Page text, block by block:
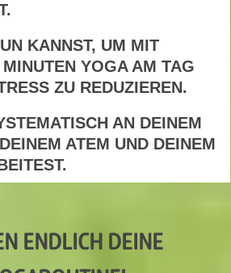
KANNST, UM MIT
YOGA AM TAG
ZU REDUZIEREN.
AN DEINEM
ATEM UND DEINEM
ENDLICH DEINE